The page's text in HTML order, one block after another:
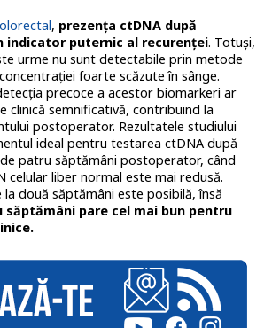
, prezența ctDNA după
indicator puternic al recurenței. Totuși,
urme nu sunt detectabile prin metode
foarte scăzute în sânge.
precoce a acestor biomarkeri ar
clinică semnificativă, contribuind la
postoperator. Rezultatele studiului
ideal pentru testarea ctDNA după
patru săptămâni postoperator, când
celular liber normal este mai redusă.
două săptămâni este posibilă, însă
pare cel mai bun pentru